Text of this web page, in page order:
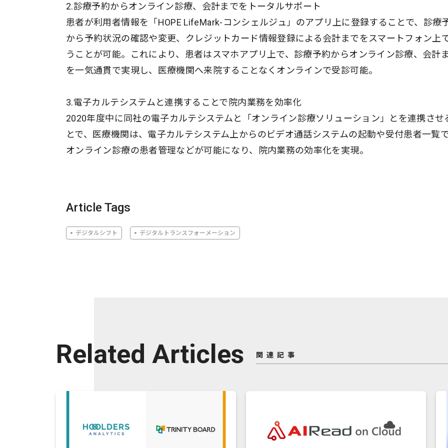
2.診療予約からオンライン診療、会計までをトータルサポート
患者が利用者情報を「HOPE LifeMark-コンシェルジュ」のアプリ上に登録することで、診療
から予約状況の確認や変更、クレジットカード情報登録による会計までをスマートフォン上
うことが可能。これにより、患者はスマホアプリ上で、診療予約からオンライン診療、会計
を一気通貫で実現し、医療機関へ来院することなくオンラインで受診可能。
3.電子カルテシステムと連携することで院内業務を効率化
2020年度中に同社の電子カルテシステムと「オンライン診療ソリューション」とを連携させ
とで、医療機関は、電子カルテシステム上からのビデオ通話システムの起動や受付患者一覧
オンライン診療の患者管理などが可能になり、院内業務の効率化を実現。
Article Tags
デジタルシフト デジタルトランスフォーメーション
Related Articles 関連記事